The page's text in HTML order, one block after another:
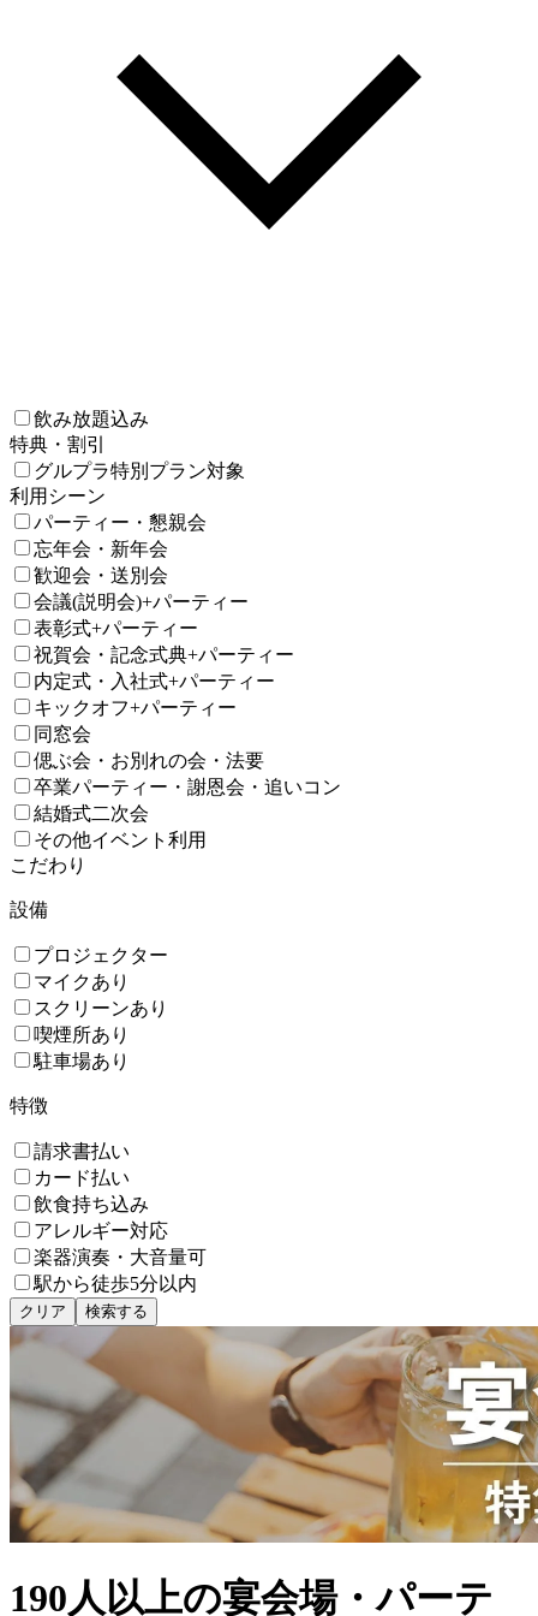
飲み放題込み
特典・割引
グルプラ特別プラン対象
利用シーン
パーティー・懇親会
忘年会・新年会
歓迎会・送別会
会議(説明会)+パーティー
表彰式+パーティー
祝賀会・記念式典+パーティー
内定式・入社式+パーティー
キックオフ+パーティー
同窓会
偲ぶ会・お別れの会・法要
卒業パーティー・謝恩会・追いコン
結婚式二次会
その他イベント利用
こだわり
設備
プロジェクター
マイクあり
スクリーンあり
喫煙所あり
駐車場あり
特徴
請求書払い
カード払い
飲食持ち込み
アレルギー対応
楽器演奏・大音量可
駅から徒歩5分以内
クリア 検索する
190人以上の宴会場・パーテ